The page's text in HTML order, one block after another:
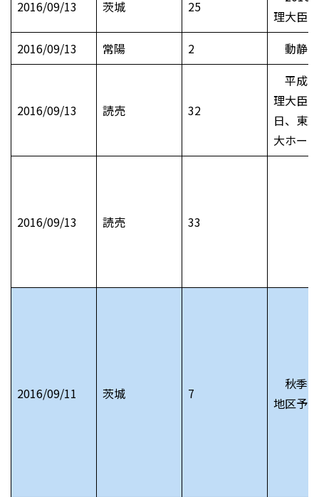
2016/09/13 茨城 25
理大臣
2016/09/13
常陽 2 動静
2016/09/13 読売 32
平成
理大臣
日、東
大ホー
2016/09/13 読売 33
2016/09/11 茨城 7
秋季
地区予選